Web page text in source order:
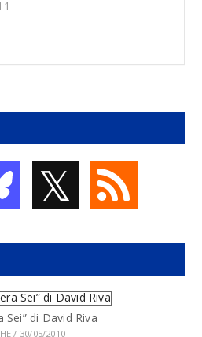
𝕏
Sei” di David Riva
/ 30/05/2010